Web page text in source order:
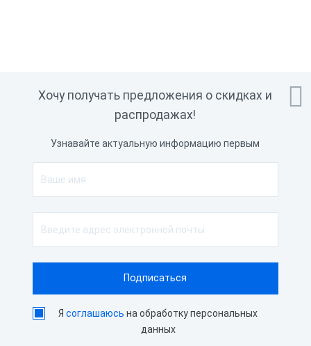

Хочу получать предложения о скидках и
распродажах!
Узнавайте актуальную информацию первым
Ясоглашаюсь на обработку персональных
данных